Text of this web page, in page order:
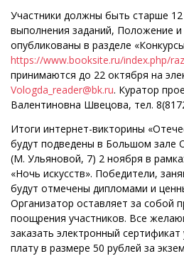
Участники должны быть старше 12
выполнения заданий, Положение и
опубликованы в разделе
https://www.booksite.ru/index.php/
принимаются до 22 октября на
Vologda_reader@bk.ru. Куратор
Валентиновна Швецова, тел.
Итоги интернет-викторины
будут подведены в Большом зале
(М. Ульяновой, 7) 2 ноября в
«Ночь искусств». Победители,
будут отмечены дипломами и
Организатор оставляет за собой
поощрения участников. Все
заказать электронный
плату в размере 50 рублей за